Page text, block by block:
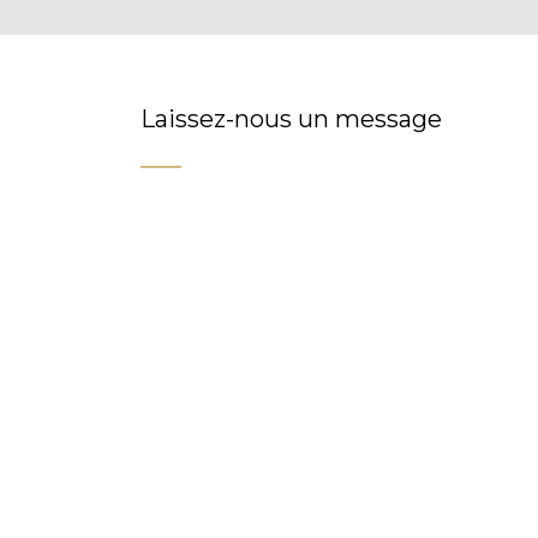
Laissez-nous un message